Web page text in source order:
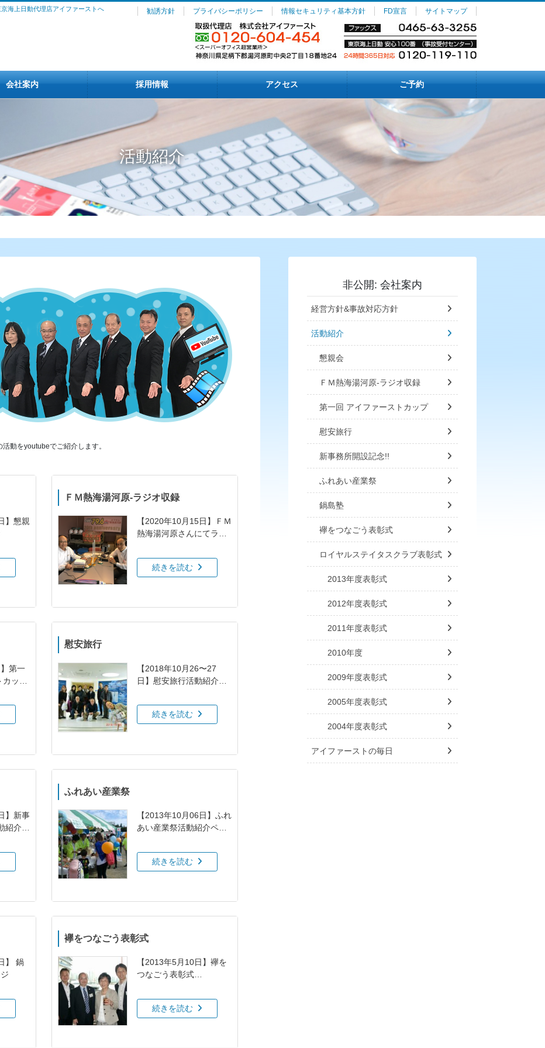
海上日動代理店アイファーストへ 勧誘方針 プライバシーポリシー 情報セキュリティ基本方針 FD宣言 サイトマップ
会社案内 採用情報 アクセス ご予約
活動紹介
活動をyoutubeでご紹介します。
】懇親
ＦＭ熱海湯河原-ラジオ収録
【2020年10月15日】ＦＭ
熱海湯河原さんにてラジ
続きを読む
第一
ップ
慰安旅行
【2018年10月26〜27
日】慰安旅行活動紹介ペ
続きを読む
】新事
介ペ
ふれあい産業祭
【2013年10月06日】ふれ
あい産業祭活動紹介ペー
続きを読む
】 鍋
襷をつなごう表彰式
【2013年5月10日】襷を
つなごう表彰式
watch?
v=8_QRBIq6voQ&amp;fe
続きを読む
非公開: 会社案内
経営方針&事故対応方針
活動紹介
懇親会
ＦＭ熱海湯河原-ラジオ収録
第一回 アイファーストカップ
慰安旅行
新事務所開設記念!!
ふれあい産業祭
鍋島塾
襷をつなごう表彰式
ロイヤルステイタスクラブ表彰式
2013年度表彰式
2012年度表彰式
2011年度表彰式
2010年度
2009年度表彰式
2005年度表彰式
2004年度表彰式
アイファーストの毎日